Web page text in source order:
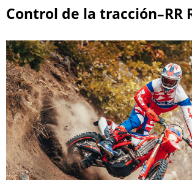
Control de la tracción–RR